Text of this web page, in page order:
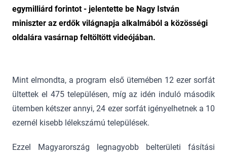
egymilliárd forintot - jelentette be Nagy István
miniszter az erdők világnapja alkalmából a közösségi
oldalára vasárnap feltöltött videójában.
Mint elmondta, a program első ütemében 12 ezer sorfát
ültettek el 475 településen, míg az idén induló második
ütemben kétszer annyi, 24 ezer sorfát igényelhetnek a 10
ezernél kisebb lélekszámú települések.
Ezzel Magyarország legnagyobb belterületi fásítási